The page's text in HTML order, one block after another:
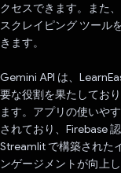
クセスできます。また
スクレイピング ツール
きます。
Gemini API は、
要な役割を果たしてお
ます。アプリの使いや
されており、Firebase
Streamlit で構築された
ンゲージメントが向上